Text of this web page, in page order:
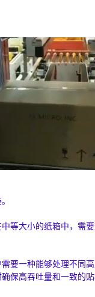
等大小的纸箱中，需
需要一种能够处理不同
保高吞吐量和一致的